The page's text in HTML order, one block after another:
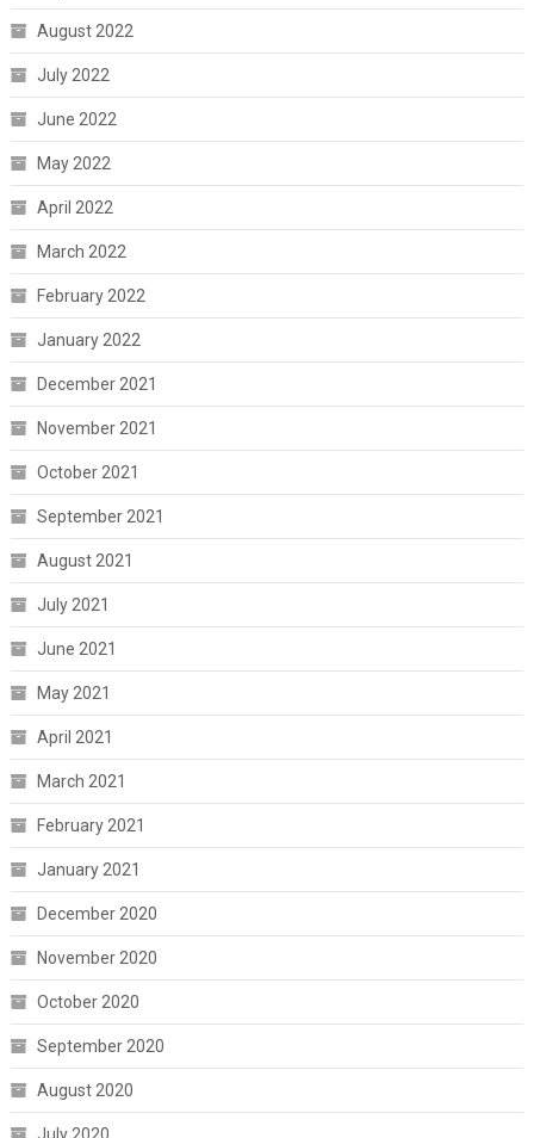
August 2022
July 2022
June 2022
May 2022
April 2022
March 2022
February 2022
January 2022
December 2021
November 2021
October 2021
September 2021
August 2021
July 2021
June 2021
May 2021
April 2021
March 2021
February 2021
January 2021
December 2020
November 2020
October 2020
September 2020
August 2020